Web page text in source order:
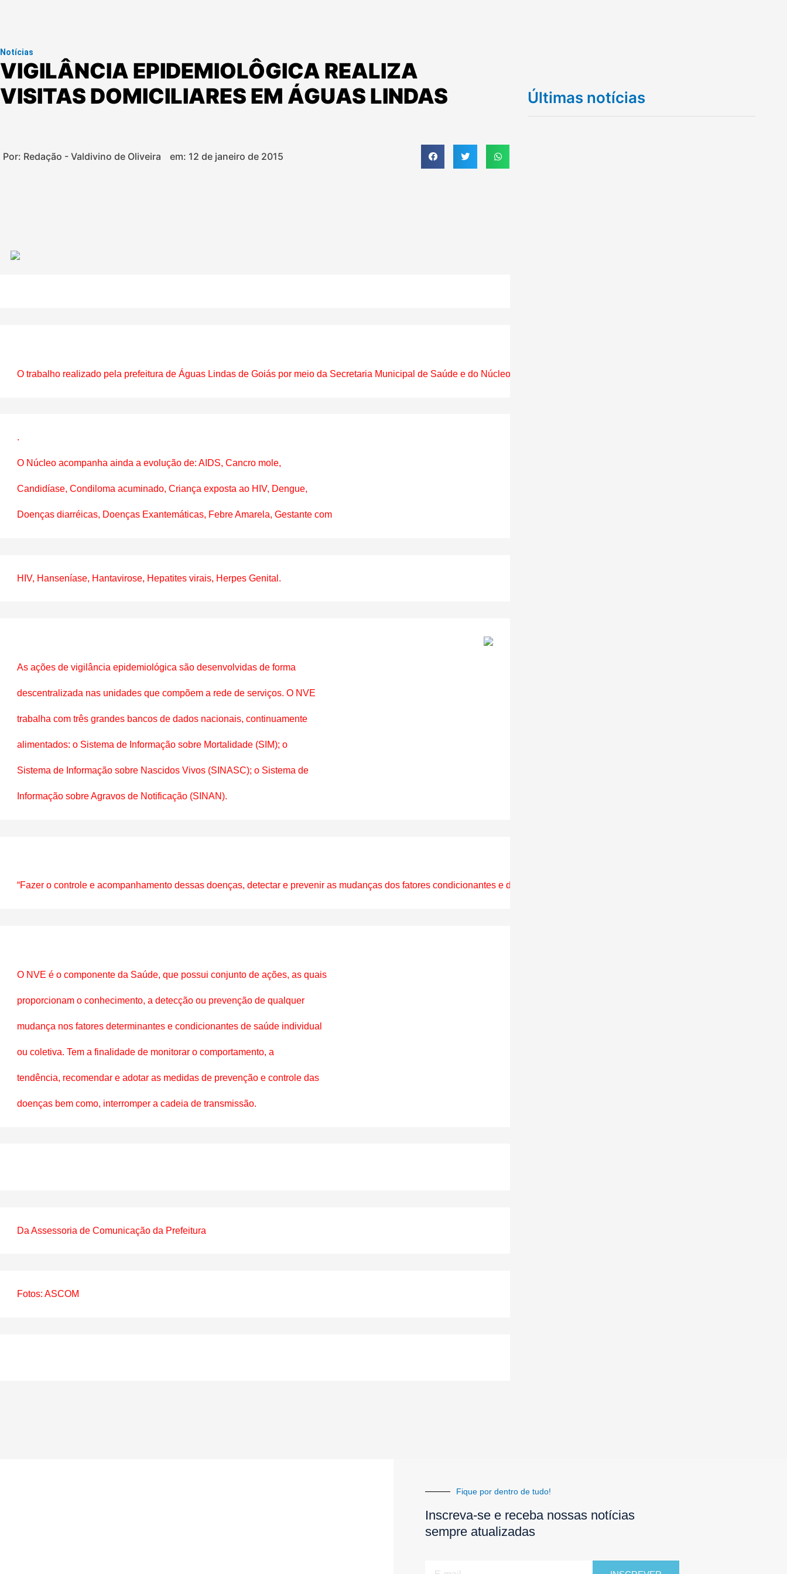
Notícias
VIGILÂNCIA EPIDEMIOLÔGICA REALIZA
VISITAS DOMICILIARES EM ÁGUAS LINDAS
Por: Redação - Valdivino de Oliveira em: 12 de janeiro de 2015
O trabalho realizado pela prefeitura de Águas Lindas de Goiás por meio da Secretaria Municipal de Saúde e do Núcleo de Vigilância Epidemiológica (NVE) foi de suma importância
.
O Núcleo acompanha ainda a evolução de: AIDS, Cancro mole,
Candidíase, Condiloma acuminado, Criança exposta ao HIV, Dengue,
Doenças diarréicas, Doenças Exantemáticas, Febre Amarela, Gestante com
HIV, Hanseníase, Hantavirose, Hepatites virais, Herpes Genital.
As ações de vigilância epidemiológica são desenvolvidas de forma
descentralizada nas unidades que compõem a rede de serviços. O NVE
trabalha com três grandes bancos de dados nacionais, continuamente
alimentados: o Sistema de Informação sobre Mortalidade (SIM); o
Sistema de Informação sobre Nascidos Vivos (SINASC); o Sistema de
Informação sobre Agravos de Notificação (SINAN).
“Fazer o controle e acompanhamento dessas doenças, detectar e prevenir as mudanças dos fatores condicionantes e determinantes são ações fundamentais para evitar a mortalidade
O NVE é o componente da Saúde, que possui conjunto de ações, as quais
proporcionam o conhecimento, a detecção ou prevenção de qualquer
mudança nos fatores determinantes e condicionantes de saúde individual
ou coletiva. Tem a finalidade de monitorar o comportamento, a
tendência, recomendar e adotar as medidas de prevenção e controle das
doenças bem como, interromper a cadeia de transmissão.
Da Assessoria de Comunicação da Prefeitura
Fotos: ASCOM
Últimas notícias
Fique por dentro de tudo!
Inscreva-se e receba nossas notícias
sempre atualizadas